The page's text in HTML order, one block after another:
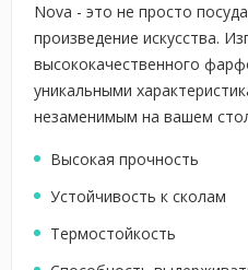
Nova - это не просто
произведение искусства.
высококачественного
уникальными
незаменимым на вашем
Высокая прочность
Устойчивость к сколам
Термостойкость